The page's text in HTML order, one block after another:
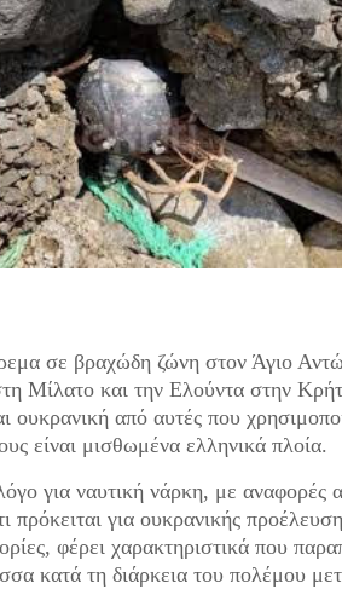
σε βραχώδη ζώνη στον Άγιο
Μίλατο και την Ελούντα στην
ουκρανική από αυτές που
είναι μισθωμένα ελληνικά πλοία.
για ναυτική νάρκη, με αναφορές
πρόκειται για ουκρανικής
φέρει χαρακτηριστικά που
κατά τη διάρκεια του πολέμου